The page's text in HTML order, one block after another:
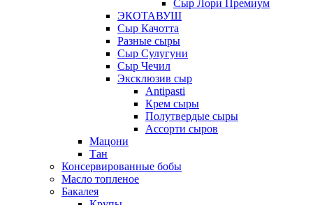
Сыр Лори Премиум
ЭКОТАВУШ
Сыр Качотта
Разные сыры
Сыр Сулугуни
Сыр Чечил
Эксклюзив сыр
Antipasti
Крем сыры
Полутвердые сыры
Ассорти сыров
Мацони
Тан
Консервированные бобы
Масло топленое
Бакалея